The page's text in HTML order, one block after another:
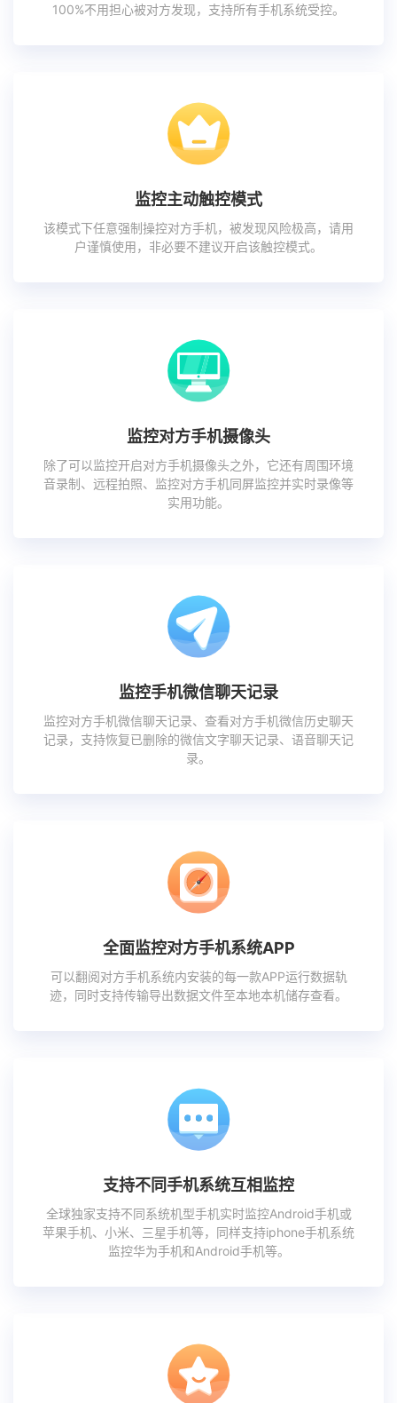
100%不用担心被对方发现，支持所有手机系统受控。
监控主动触控模式
该模式下任意强制操控对方手机，被发现风险极高，请用
户谨慎使用，非必要不建议开启该触控模式。
监控对方手机摄像头
除了可以监控开启对方手机摄像头之外，它还有周围环境
音录制、远程拍照、监控对方手机同屏监控并实时录像等
实用功能。
监控手机微信聊天记录
监控对方手机微信聊天记录、查看对方手机微信历史聊天
记录，支持恢复已删除的微信文字聊天记录、语音聊天记
录。
全面监控对方手机系统APP
可以翻阅对方手机系统内安装的每一款APP运行数据轨
迹，同时支持传输导出数据文件至本地本机储存查看。
支持不同手机系统互相监控
全球独家支持不同系统机型手机实时监控Android手机或
苹果手机、小米、三星手机等，同样支持iphone手机系统
监控华为手机和Android手机等。